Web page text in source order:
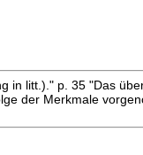
litt.)." p. 35 "Das
der Merkmale